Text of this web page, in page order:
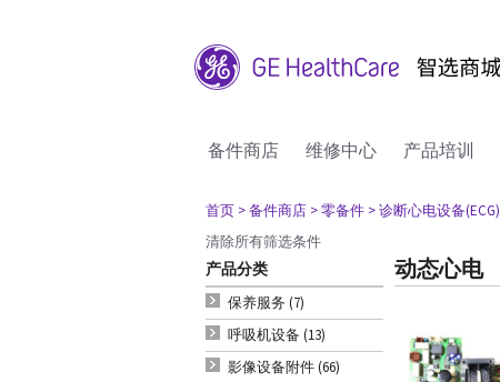
备件商店 维修中心 产品培训
首页 > 备件商店 > 零备件 > 诊断心电设备(ECG)
清除所有筛选条件
产品分类
保养服务 (7)
呼吸机设备 (13)
影像设备附件 (66)
动态心电